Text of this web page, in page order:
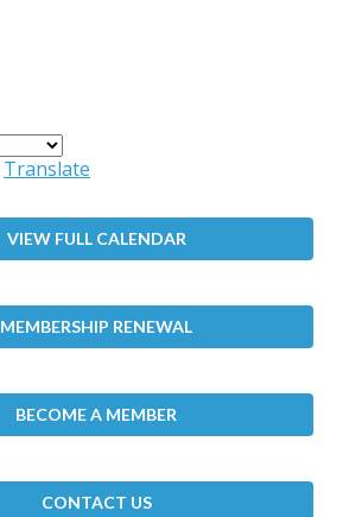
Translate
VIEW FULL CALENDAR
MEMBERSHIP RENEWAL
BECOME A MEMBER
CONTACT US